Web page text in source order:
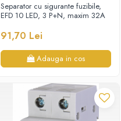
Separator cu sigurante fuzibile,
EFD 10 LED, 3 P+N, maxim 32A
91,70 Lei
Adauga in cos